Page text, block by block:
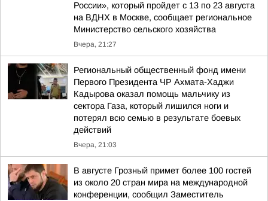
России», который пройдет с 13 по 23 августа
на ВДНХ в Москве, сообщает региональное
Министерство сельского хозяйства
Вчера, 21:27
Региональный общественный фонд имени
Первого Президента ЧР Ахмата-Хаджи
Кадырова оказал помощь мальчику из
сектора Газа, который лишился ноги и
потерял всю семью в результате боевых
действий
Вчера, 21:03
В августе Грозный примет более 100 гостей
из около 20 стран мира на международной
конференции, сообщил Заместитель